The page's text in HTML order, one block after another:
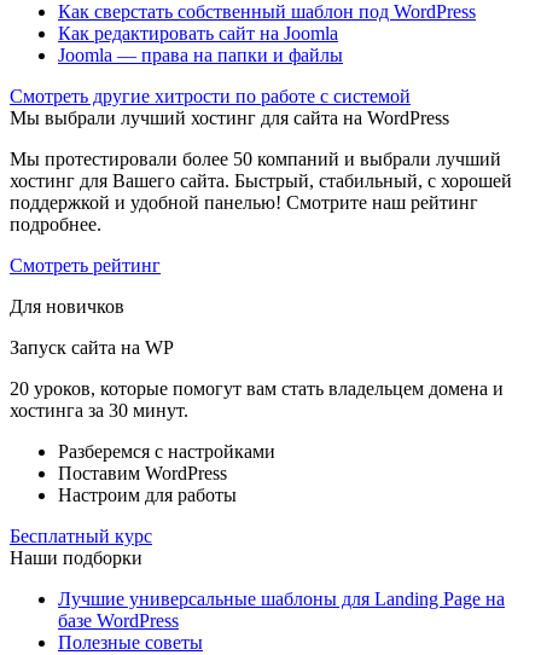
Как сверстать собственный шаблон под WordPress
Как редактировать сайт на Joomla
Joomla — права на папки и файлы
Cмотреть другие хитрости по работе с системой
Мы выбрали лучший хостинг для сайта на WordPress
Мы протестировали более 50 компаний и выбрали лучший
хостинг для Вашего сайта. Быстрый, стабильный, с хорошей
поддержкой и удобной панелью! Смотрите наш рейтинг
подробнее.
Смотреть рейтинг
Для новичков
Запуск сайта на WP
20 уроков, которые помогут вам стать владельцем домена и
хостинга за 30 минут.
Разберемся с настройками
Поставим WordPress
Настроим для работы
Бесплатный курс
Наши подборки
Лучшие универсальные шаблоны для Landing Page на
базе WordPress
Полезные советы